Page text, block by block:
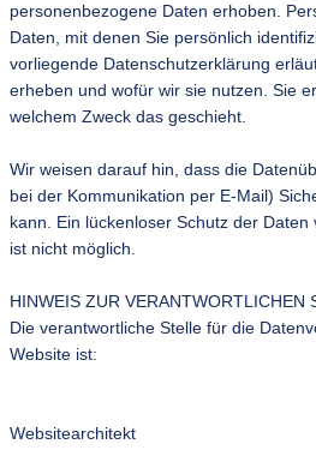
personenbezogene Daten erhoben.
Daten, mit denen Sie persönlich
vorliegende Datenschutzerklärung
erheben und wofür wir sie nutzen. Sie
welchem Zweck das geschieht.
Wir weisen darauf hin, dass die
bei der Kommunikation per E-Mail)
kann. Ein lückenloser Schutz der
ist nicht möglich.
HINWEIS ZUR VERANTWORTLICHEN
Die verantwortliche Stelle für die
Website ist:
Websitearchitekt